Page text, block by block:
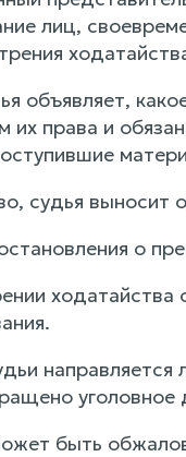
лиц,
объявляет,
их права и
судья выносит
о
быть